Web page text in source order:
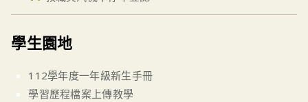
學生園地
112學年度一年級新生手冊
學習歷程檔案上傳教學